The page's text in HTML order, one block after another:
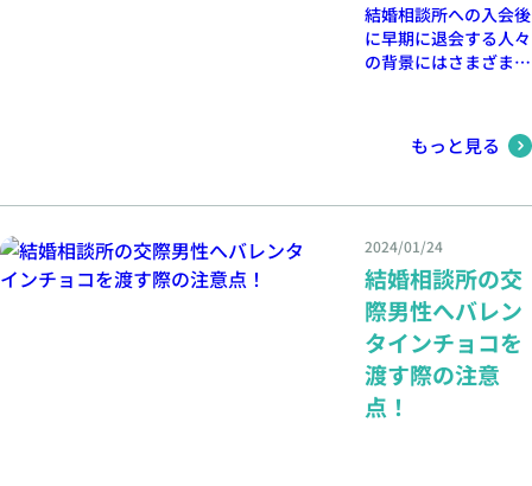
結婚相談所への入会後
に早期に退会する人々
の背景にはさまざまな
と、結婚相談所で成功
するためのポイントを
もっと見る
2024/01/24
結婚相談所の交
際男性へバレン
タインチョコを
渡す際の注意
点！